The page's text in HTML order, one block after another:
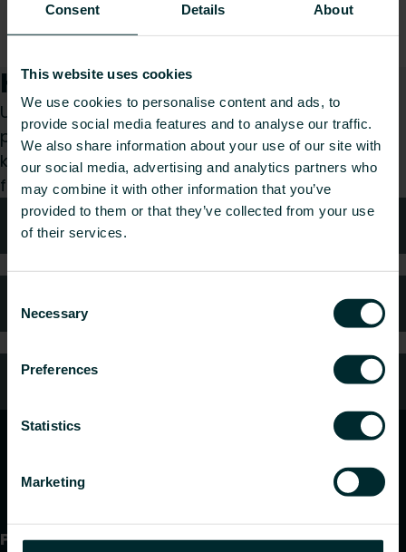
Consent Details About
This website uses cookies
We use cookies to personalise content and ads, to
provide social media features and to analyse our traffic.
We also share information about your use of our site with
our social media, advertising and analytics partners who
may combine it with other information that you’ve
provided to them or that they’ve collected from your use
of their services.
Selection
Necessary
Preferences
Statistics
Marketing
Hvordan kan vi hjælpe dig?
Uanset om du er specificerer, installatør, arkitekt,
planlægger, grossist eller slutbruger, så vælg en
kategori, og vi vil med glæde tage os af din
forespørgsel.
Teknisk rådgivning
Ofte stillede spørgsmål
Kundeservice
Produkter